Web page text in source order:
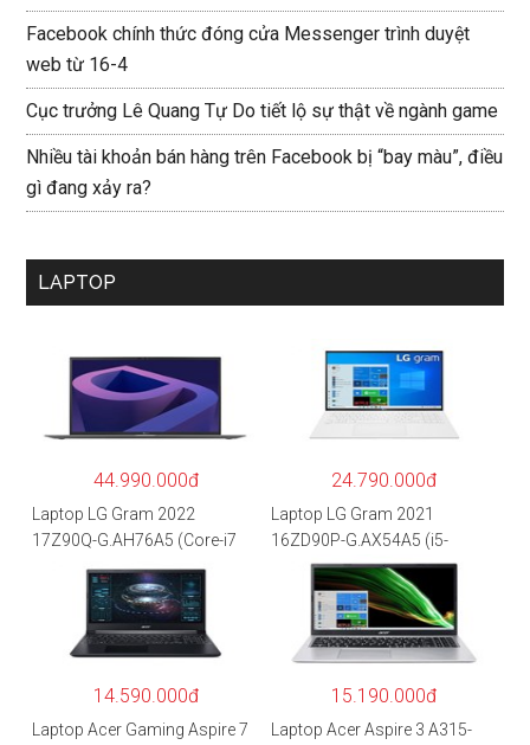
Facebook chính thức đóng cửa Messenger trình duyệt
web từ 16-4
Cục trưởng Lê Quang Tự Do tiết lộ sự thật về ngành game
Nhiều tài khoản bán hàng trên Facebook bị “bay màu”, điều
gì đang xảy ra?
LAPTOP
44.990.000đ
Laptop LG Gram 2022
17Z90Q-G.AH76A5 (Core-i7
1260P/16GB/512GB/17″
WQXGA/Win 11/Xám)
24.790.000đ
Laptop LG Gram 2021
16ZD90P-G.AX54A5 (i5-
1135G7/8GB RAM/512GB
SSD/16″WQXGA/Dos/Trắng)
14.590.000đ
Laptop Acer Gaming Aspire 7
15.190.000đ
Laptop Acer Aspire 3 A315-